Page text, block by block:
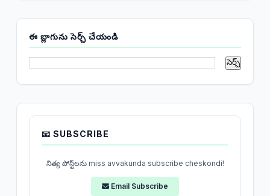
ఈ బ్లాగును సెర్చ్ చేయండి
📧 SUBSCRIBE
నిత్య పోస్ట్‌లను miss avvakunda subscribe cheskondi!
Email Subscribe